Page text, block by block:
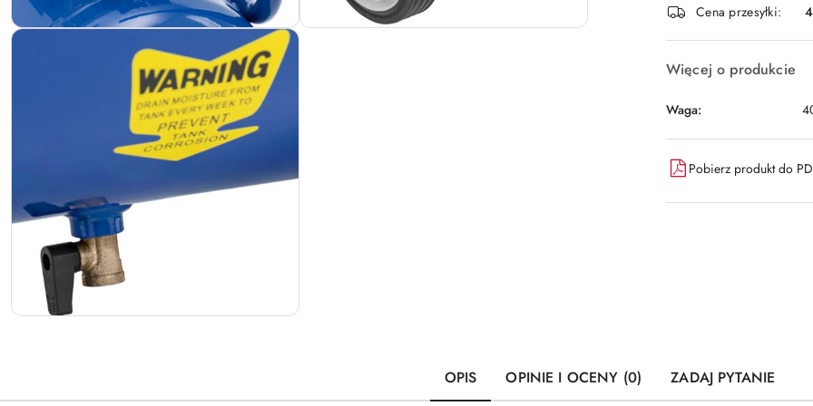
dostawa
Cena przesyłki:
Więcej o produkcie
Waga:
Pobierz produkt do
OPIS OPINIE I OCENY (0) ZADAJ PYTANIE